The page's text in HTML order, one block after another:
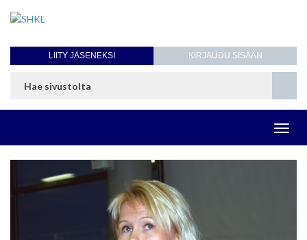
KIRJAUDU SISÄÄN
LIITY JÄSENEKSI